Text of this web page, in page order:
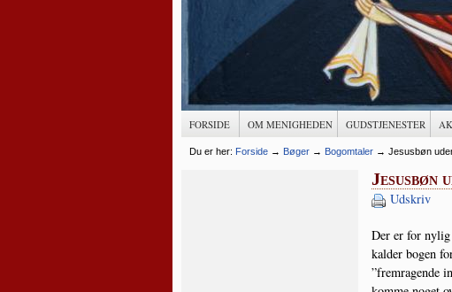
FORSIDE OM MENIGHEDEN GUDSTJENESTER
Du er her: Forside→ Bøger→ Bogomtaler→ Jesusbøn
Jesusbøn
Udskriv
Der er for nylig
kal­der bogen
”frem­ra­gen­de